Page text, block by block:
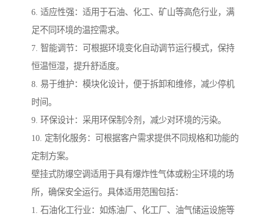
6. 适应性强：适用于石油、化工、矿山等高危行业，满
足不同环境的温控需求。
7. 智能调节：可根据环境变化自动调节运行模式，保持
恒温恒湿，提升舒适度。
8. 易于维护：模块化设计，便于拆卸和维修，减少停机
时间。
9. 环保设计：采用环保制冷剂，减少对环境的污染。
10. 定制化服务：可根据客户需求提供不同规格和功能的
定制方案。
壁挂式防爆空调适用于具有爆炸性气体或粉尘环境的场
所，确保安全运行。具体适用范围包括：
1. 石油化工行业：如炼油厂、化工厂、油气储运设施等